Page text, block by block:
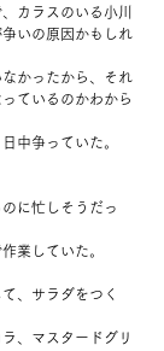
カラスのいる小川
いの原因かもしれ
かったから、それ
ているのかわから
中争っていた。
に忙しそうだっ
業していた。
、サラダをつく
、マスタードグリ